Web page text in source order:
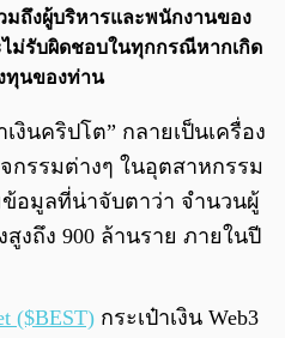
มถึงผู้บริหารและพนักงานของ
ม่รับผิดชอบในทุกกรณีหากเกิด
ทุนของท่าน
เงินคริปโต” กลายเป็นเครื่อง
รรมต่างๆ ในอุตสาหกรรม
อมูลที่น่าจับตาว่า จำนวนผู้
สูงถึง 900 ล้านราย ภายในปี
($BEST) กระเป๋าเงิน Web3